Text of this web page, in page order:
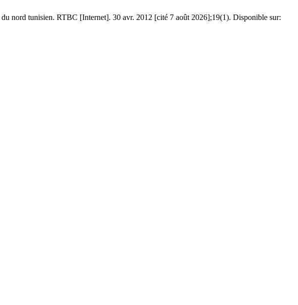
tunisien. RTBC [Internet]. 30 avr. 2012 [cité 7 août 2026];19(1). Disponible sur: